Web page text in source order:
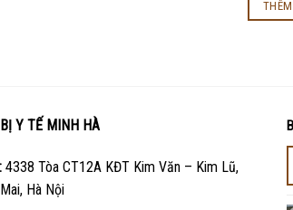
Y TẾ MINH HÀ
4338 Tòa CT12A KĐT Kim Văn – Kim Lũ,
Hà Nội